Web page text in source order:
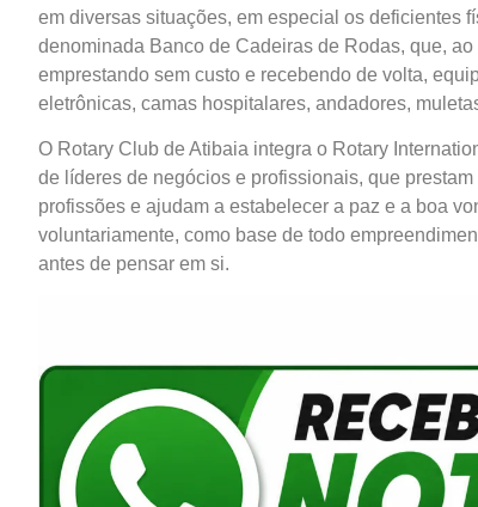
em diversas situações, em especial os deficientes
denominada Banco de Cadeiras de Rodas, que,
emprestando sem custo e recebendo de volta,
eletrônicas, camas hospitalares, andadores,
O Rotary Club de Atibaia integra o Rotary
de líderes de negócios e profissionais, que
profissões e ajudam a estabelecer a paz e a boa
voluntariamente, como base de todo
antes de pensar em si.